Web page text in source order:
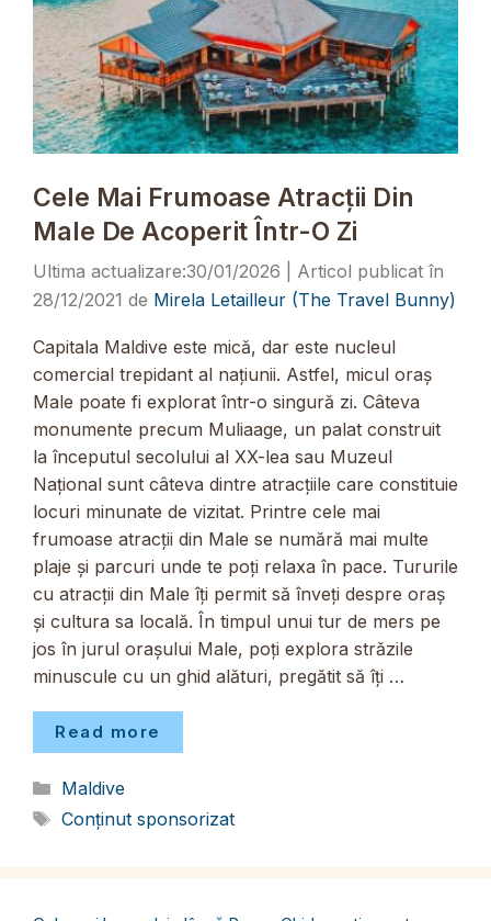
Cele Mai Frumoase Atracții Din
Male De Acoperit Într-O Zi
30/01/2026
28/12/2021 de Mirela Letailleur (The Travel Bunny)
Capitala Maldive este mică, dar este nucleul
comercial trepidant al națiunii. Astfel, micul oraș
Male poate fi explorat într-o singură zi. Câteva
monumente precum Muliaage, un palat construit
la începutul secolului al XX-lea sau Muzeul
Național sunt câteva dintre atracțiile care constituie
locuri minunate de vizitat. Printre cele mai
frumoase atracții din Male se numără mai multe
plaje și parcuri unde te poți relaxa în pace. Tururile
cu atracții din Male îți permit să înveți despre oraș
și cultura sa locală. În timpul unui tur de mers pe
jos în jurul orașului Male, poți explora străzile
minuscule cu un ghid alături, pregătit să îți …
Read more
Categorii
Maldive
Etichete
Conținut sponsorizat